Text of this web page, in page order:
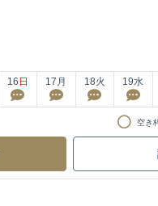
16 日 17 月 18火 19水
空き